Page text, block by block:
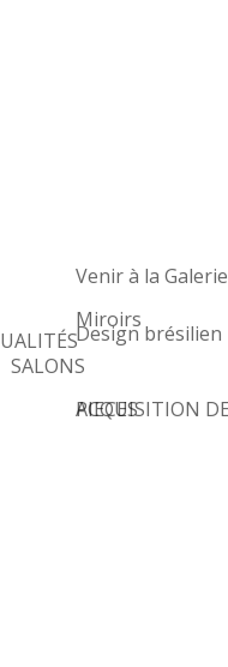
Venir à la Galerie
Miroirs
Design brésilien
SALONS
ACQUISITION DE PIECES